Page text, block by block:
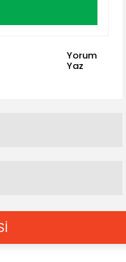
Yorum
Yaz